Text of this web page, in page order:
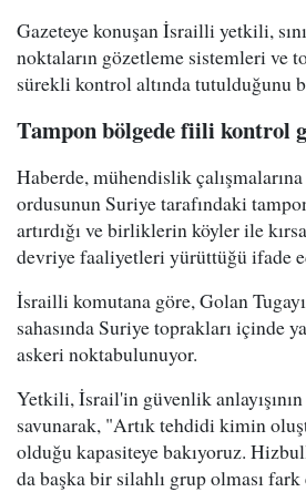
Gazeteye konuşan İsrailli yetkili,
noktaların gözetleme sistemleri ve
sürekli kontrol altında tutulduğunu
Tampon bölgede fiili kontrol
Haberde, mühendislik
ordusunun Suriye tarafındaki
artırdığı ve birliklerin köyler ile
devriye faaliyetleri yürüttüğü ifade
İsrailli komutana göre, Golan
sahasında Suriye toprakları içinde
askeri noktabulunuyor.
Yetkili, İsrail'in güvenlik
savunarak, "Artık tehdidi kimin
olduğu kapasiteye bakıyoruz.
da başka bir silahlı grup olması